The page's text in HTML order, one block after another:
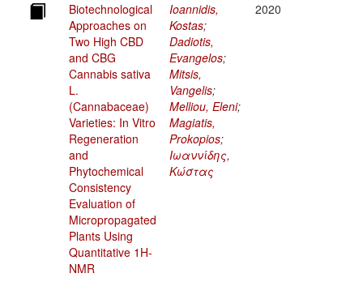
Biotechnological
Approaches on
Two High CBD
and CBG
Cannabis sativa
L.
(Cannabaceae)
Varieties: In Vitro
Regeneration
and
Phytochemical
Consistency
Evaluation of
Micropropagated
Plants Using
Quantitative 1H-
NMR
Ioannidis,
Kostas;
Dadiotis,
Evangelos;
Mitsis,
Vangelis;
Melliou, Eleni;
Magiatis,
Prokopios;
Ιωαννίδης,
Κώστας
2020